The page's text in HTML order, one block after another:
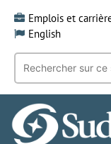
content
Emplois et
English
Recherche
mot-
clé: